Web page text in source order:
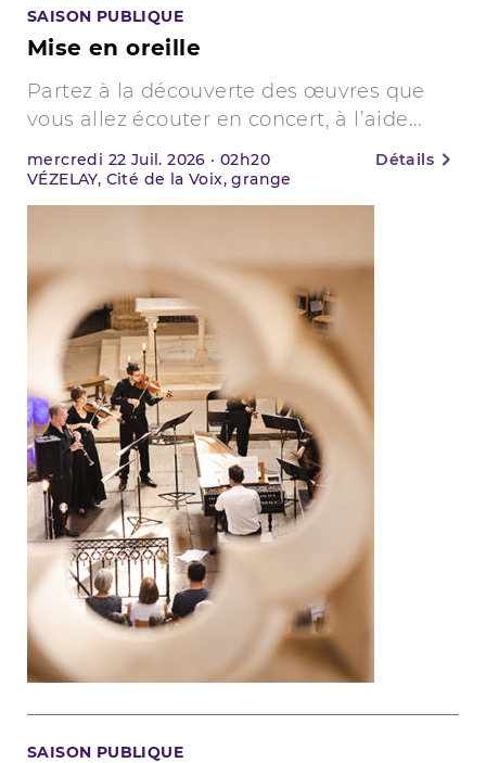
SAISON PUBLIQUE
Mise en oreille
Partez à la découverte des œuvres que
vous allez écouter en concert, à l’aide...
mercredi 22 Juil. 2026 ·02h20
VÉZELAY, Cité de la Voix, grange
Détails
SAISON PUBLIQUE